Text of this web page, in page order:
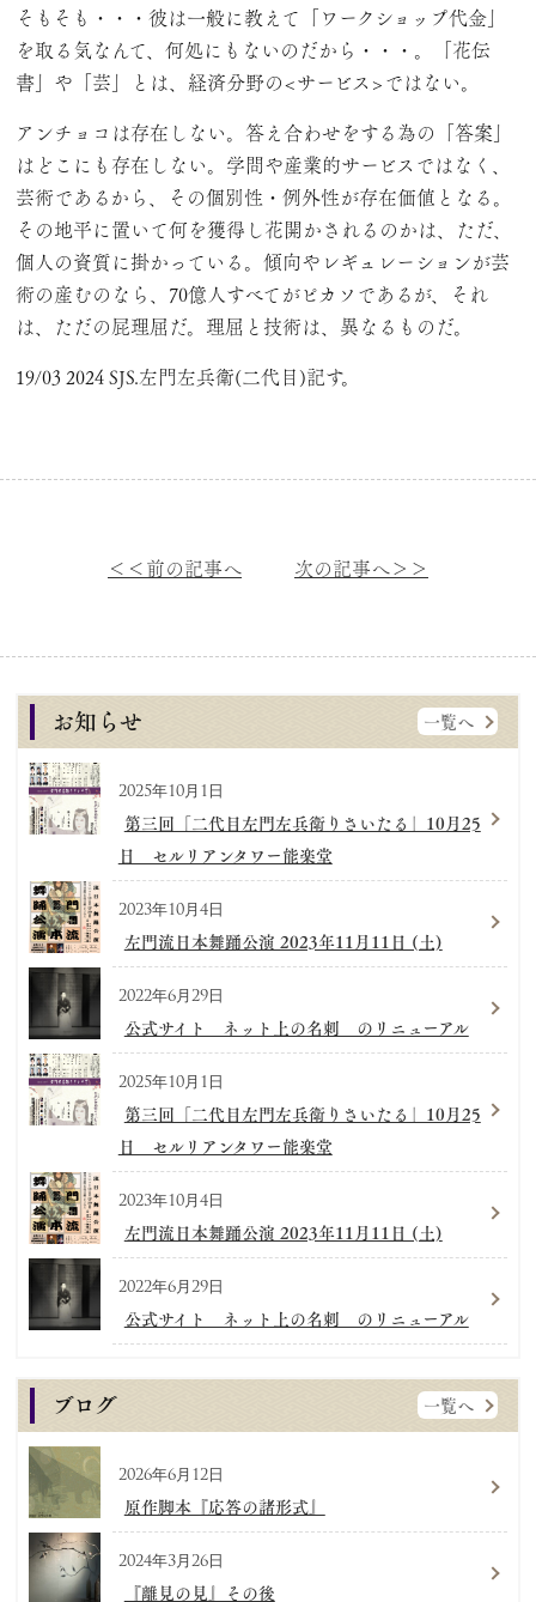
そもそも・・・彼は一般に教えて「ワークショップ代金」
を取る気なんて、何処にもないのだから・・・。「花伝
書」や「芸」とは、経済分野の<サービス>ではない。
アンチョコは存在しない。答え合わせをする為の「答案」
はどこにも存在しない。学問や産業的サービスではなく、
芸術であるから、その個別性・例外性が存在価値となる。
その地平に置いて何を獲得し花開かされるのかは、ただ、
個人の資質に掛かっている。傾向やレギュレーションが芸
術の産むのなら、70億人すべてがピカソであるが、それ
は、ただの屁理屈だ。理屈と技術は、異なるものだ。
19/03 2024 SJS.左門左兵衛(二代目)記す。
＜＜前の記事へ 次の記事へ＞＞
お知らせ 一覧へ
2025年10月1日
第三回「二代目左門左兵衛りさいたる」10月25
日 セルリアンタワー能楽堂
2023年10月4日
左門流日本舞踊公演 2023年11月11日 (土)
2022年6月29日
公式サイト ネット上の名刺 のリニューアル
2025年10月1日
第三回「二代目左門左兵衛りさいたる」10月25
日 セルリアンタワー能楽堂
2023年10月4日
左門流日本舞踊公演 2023年11月11日 (土)
2022年6月29日
公式サイト ネット上の名刺 のリニューアル
ブログ 一覧へ
2026年6月12日
原作脚本『応答の諸形式』
2024年3月26日
『離見の見』その後